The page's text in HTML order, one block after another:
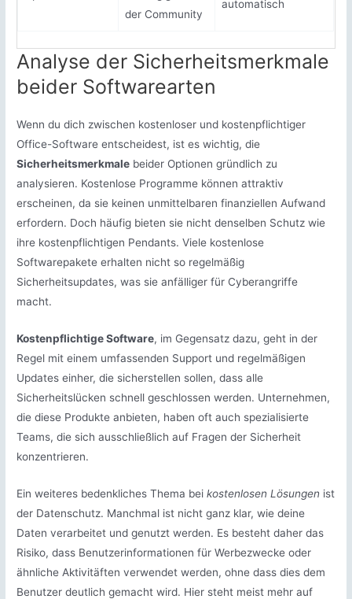
der Community
automatisch
Analyse der Sicherheitsmerkmale
beider Softwarearten
Wenn du dich zwischen kostenloser und kostenpflichtiger
Office-Software entscheidest, ist es wichtig, die
Sicherheitsmerkmale beider Optionen gründlich zu
analysieren. Kostenlose Programme können attraktiv
erscheinen, da sie keinen unmittelbaren finanziellen Aufwand
erfordern. Doch häufig bieten sie nicht denselben Schutz wie
ihre kostenpflichtigen Pendants. Viele kostenlose
Softwarepakete erhalten nicht so regelmäßig
Sicherheitsupdates, was sie anfälliger für Cyberangriffe
macht.
Kostenpflichtige Software, im Gegensatz dazu, geht in der
Regel mit einem umfassenden Support und regelmäßigen
Updates einher, die sicherstellen sollen, dass alle
Sicherheitslücken schnell geschlossen werden. Unternehmen,
die diese Produkte anbieten, haben oft auch spezialisierte
Teams, die sich ausschließlich auf Fragen der Sicherheit
konzentrieren.
Ein weiteres bedenkliches Thema beikostenlosen Lösungen ist
der Datenschutz. Manchmal ist nicht ganz klar, wie deine
Daten verarbeitet und genutzt werden. Es besteht daher das
Risiko, dass Benutzerinformationen für Werbezwecke oder
ähnliche Aktivitäften verwendet werden, ohne dass dies dem
Benutzer deutlich gemacht wird. Hier steht meist mehr auf